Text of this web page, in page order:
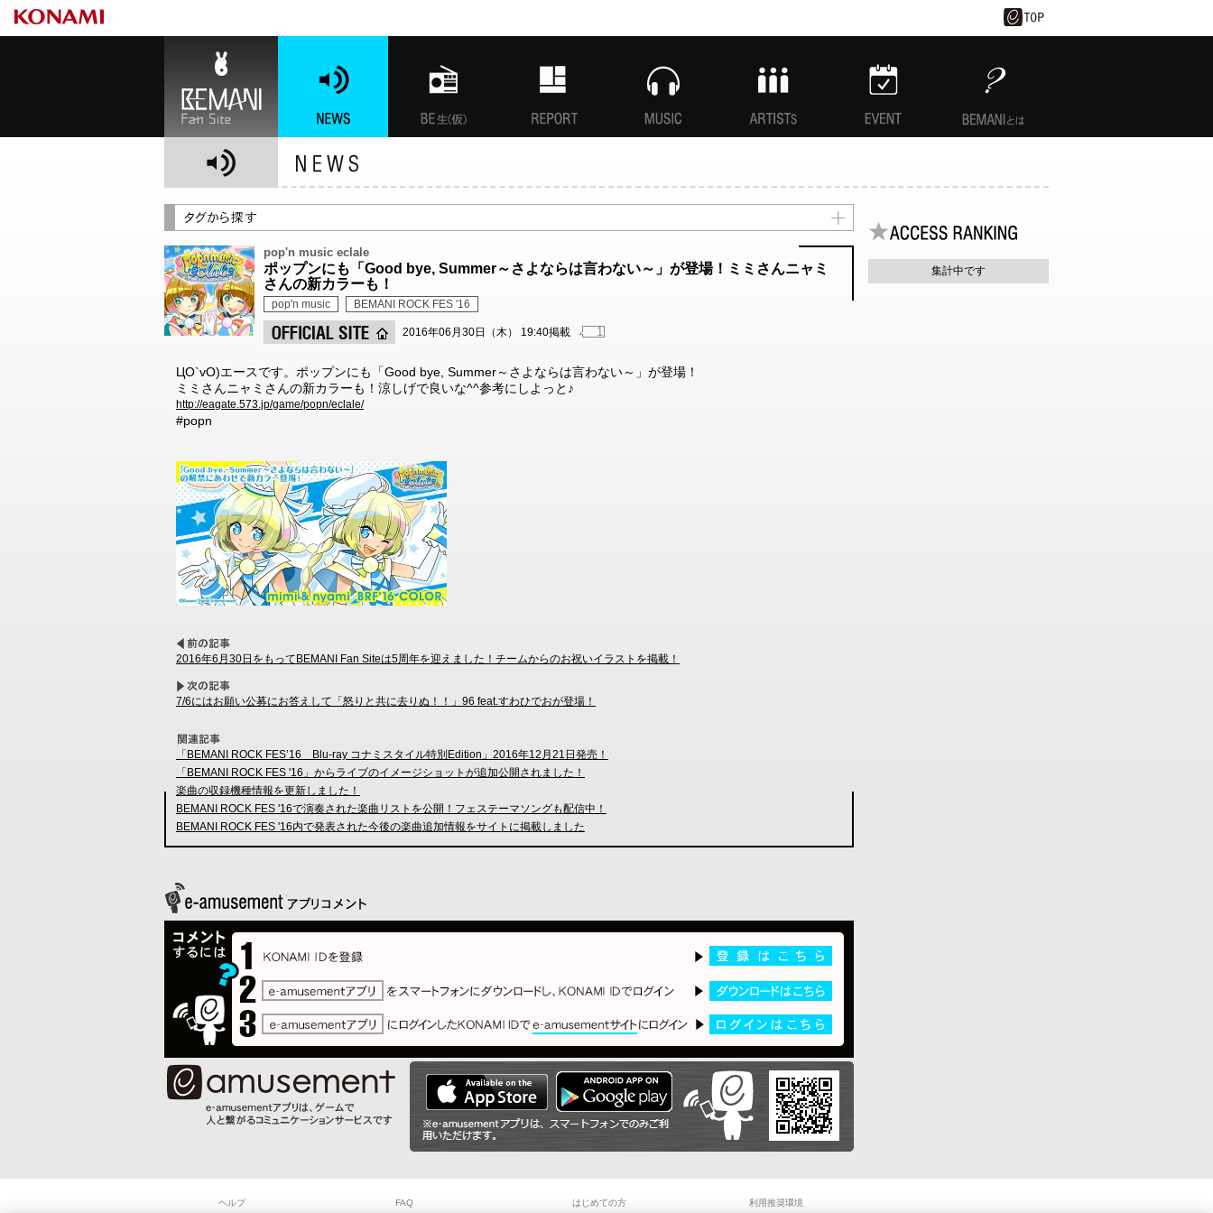
pop'n music eclale
ポップンにも「Good bye, Summer～さよならは言わない～」が登場！ミミさんニャミ
さんの新カラーも！
pop'n music BEMANI ROCK FES '16
2016年06月30日（木） 19:40掲載 1
ЦO`vO)エースです。ポップンにも「Good bye, Summer～さよならは言わない～」が登場！
ミミさんニャミさんの新カラーも！涼しげで良いな^^参考にしよっと♪
http://eagate.573.jp/game/popn/eclale/
#popn
2016年6月30日をもってBEMANI Fan Siteは5周年を迎えました！チームからのお祝いイラストを掲載！
7/6にはお願い公募にお答えして「怒りと共に去りぬ！！」96 feat.すわひでおが登場！
「BEMANI ROCK FES’16 Blu-ray コナミスタイル特別Edition」2016年12月21日発売！
「BEMANI ROCK FES '16」からライブのイメージショットが追加公開されました！
楽曲の収録機種情報を更新しました！
BEMANI ROCK FES '16で演奏された楽曲リストを公開！フェステーマソングも配信中！
BEMANI ROCK FES '16内で発表された今後の楽曲追加情報をサイトに掲載しました
集計中です
ヘルプ FAQ はじめての方 利用推奨環境